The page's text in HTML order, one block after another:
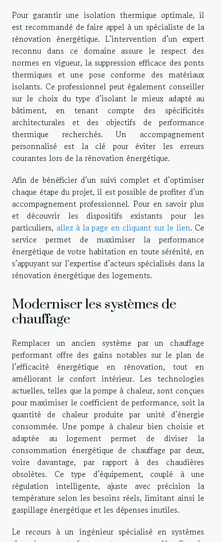
Pour garantir une isolation thermique optimale, il
est recommandé de faire appel à un spécialiste de la
rénovation énergétique. L’intervention d’un expert
reconnu dans ce domaine assure le respect des
normes en vigueur, la suppression efficace des ponts
thermiques et une pose conforme des matériaux
isolants. Ce professionnel peut également conseiller
sur le choix du type d’isolant le mieux adapté au
bâtiment, en tenant compte des spécificités
architecturales et des objectifs de performance
thermique recherchés. Un accompagnement
personnalisé est la clé pour éviter les erreurs
courantes lors de la rénovation énergétique.
Afin de bénéficier d’un suivi complet et d’optimiser
chaque étape du projet, il est possible de profiter d’un
accompagnement professionnel. Pour en savoir plus
et découvrir les dispositifs existants pour les
particuliers, allez à la page en cliquant sur le lien. Ce
service permet de maximiser la performance
énergétique de votre habitation en toute sérénité, en
s’appuyant sur l’expertise d’acteurs spécialisés dans la
rénovation énergétique des logements.
Moderniser les systèmes de
chauffage
Remplacer un ancien système par un chauffage
performant offre des gains notables sur le plan de
l’efficacité énergétique en rénovation, tout en
améliorant le confort intérieur. Les technologies
actuelles, telles que la pompe à chaleur, sont conçues
pour maximiser le coefficient de performance, soit la
quantité de chaleur produite par unité d’énergie
consommée. Une pompe à chaleur bien choisie et
adaptée au logement permet de diviser la
consommation énergétique de chauffage par deux,
voire davantage, par rapport à des chaudières
obsolètes. Ce type d’équipement, couplé à une
régulation intelligente, ajuste avec précision la
température selon les besoins réels, limitant ainsi le
gaspillage énergétique et les dépenses inutiles.
Le recours à un ingénieur spécialisé en systèmes